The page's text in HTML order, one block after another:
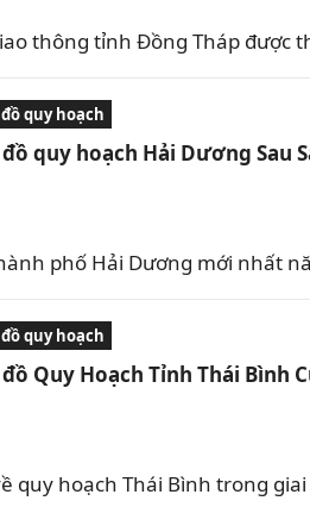
thông tỉnh Đồng Tháp
quy hoạch
đồ quy hoạch Hải Dương Sau
phố Hải Dương mới nhất
quy hoạch
Quy Hoạch Tỉnh Thái Bình
quy hoạch Thái Bình trong